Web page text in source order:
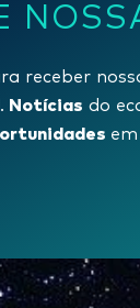
receber
. Notícias do